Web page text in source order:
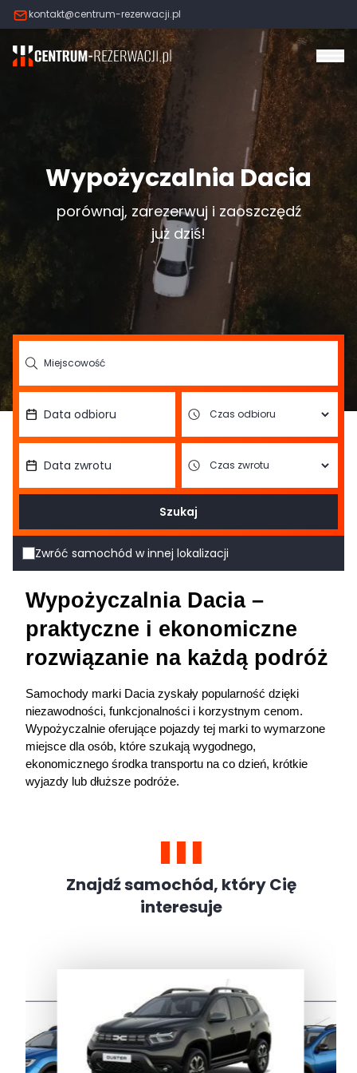
kontakt@centrum-rezerwacji.pl
Wypożyczalnia Dacia
porównaj, zarezerwuj i zaoszczędź
już dziś!
Zwróć samochód w innej lokalizacji
Szukaj
Wypożyczalnia Dacia –
praktyczne i ekonomiczne
rozwiązanie na każdą podróż
Samochody marki Dacia zyskały popularność dzięki
niezawodności, funkcjonalności i korzystnym cenom.
Wypożyczalnie oferujące pojazdy tej marki to wymarzone
miejsce dla osób, które szukają wygodnego,
ekonomicznego środka transportu na co dzień, krótkie
wyjazdy lub dłuższe podróże.
Znajdź samochód, który Cię
interesuje